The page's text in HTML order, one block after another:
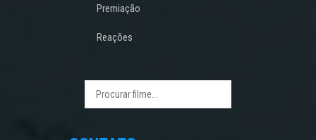
Premiação
Reações